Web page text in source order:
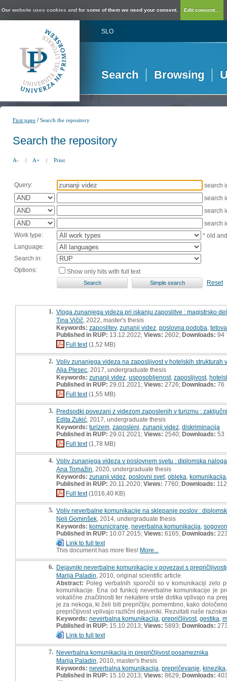
Our website uses cookies and for some of them we need your consent. Edit consent...
SLO
Search Browsing
First page /Search the repository
Search the repository
A- | A+ | Print
Query:
search
search
search
search
Work type:
* old
Language:
Search in:
Options:
Show only hits with full text
Reset
1. Vloga zunanjega videza pri iskanju zaposlitve : magistrsko
Tina Vičič , 2022, master's thesis
Keywords: zaposlitev, zunanji videz poslovna podoba
Published in RUP: 13.12.2022; Views: 2602; Downloads: 94
Full text(1,52 MB)
2. Vpliv zunanjega videza na zaposljivost v hotelskih strukturah
Alja Plesec , 2017, undergraduate thesis
Keywords: zunanji videz usposobljenost, zaposljivost,
Published in RUP: 29.01.2021; Views: 2726; Downloads: 76
Full text(1,55 MB)
3. Predsodki povezani z videzom zaposlenih v turizmu :
Edita Zukić , 2017, undergraduate thesis
Keywords: turizem zaposleni zunanji videz diskriminacija
Published in RUP: 29.01.2021; Views: 2540; Downloads: 53
Full text(1,78 MB)
4. Vpliv zunanjega videza v poslovnem svetu : diplomska naloga
Ana Tomažin , 2020, undergraduate thesis
Keywords: zunanji videz poslovni svet, obleka komunikacija
Published in RUP: 20.11.2020; Views: 7760; Downloads: 112
Full text(1016,40 KB)
5. Vpliv neverbalne komunikacije na sklepanje poslov :
Neli Gominšek , 2014, undergraduate thesis
Keywords: komuniciranje neverbalna komunikacija
Published in RUP: 10.07.2015; Views: 6165; Downloads:
Link to full text
This document has more files! More...
6. Dejavniki neverbalne komunikacije v povezavi s
Marija Paladin , 2010, original scientific article
Abstract: Poleg verbalnih sporočil so v komunikaciji zelo
komunikacije. Ena od funkcij neverbalne komunikacije je
vokalične značilnosti ter nekatere vrste dotika vplivajo na
je za nekoga, ki želi biti prepričljiv, pomembno, kako
prepričljivost vplivajo različni dejavniki. Rezultati naše
Keywords: neverbalna komunikacija prepričljivost, gestika
Published in RUP: 15.10.2013; Views: 5893; Downloads:
Link to full text
7. Neverbalna komunikacija in prepričljivost posameznika
Marija Paladin , 2010, master's thesis
Keywords: neverbalna komunikacija prepričevanje kinezika
Published in RUP: 15.10.2013; Views: 8629; Downloads: